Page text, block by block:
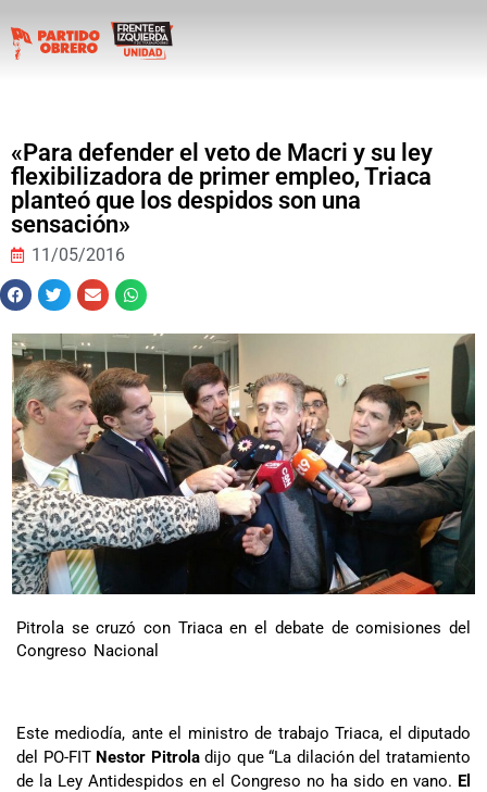
«Para defender el veto de Macri y su ley
flexibilizadora de primer empleo, Triaca
planteó que los despidos son una
sensación»
11/05/2016
Pitrola se cruzó con Triaca en el debate de comisiones del
Congreso Nacional
Este mediodía, ante el ministro de trabajo Triaca, el diputado
del PO-FIT Nestor Pitroladijo que “La dilación del tratamiento
de la Ley Antidespidos en el Congreso no ha sido en vano. El